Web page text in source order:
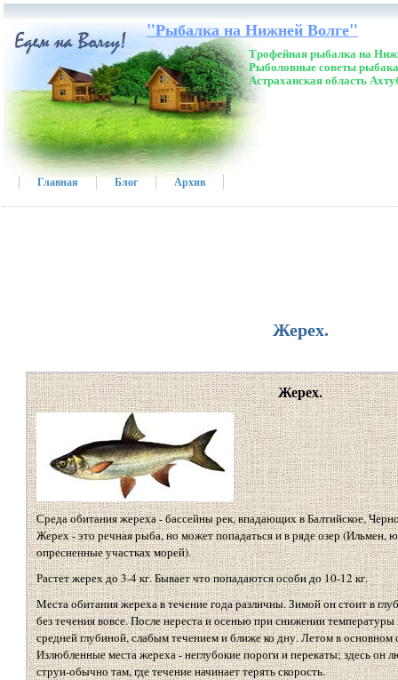
"Рыбалка на Нижней Волге"
Трофейная рыбалка на
Рыболовные советы
Астраханская область
Главная Блог Архив
Жерех.
Жерех.
Среда обитания жереха - бассейны рек, впадающих в Балтийское,
Жерех - это речная рыба, но может попадаться и в ряде озер (Ильмен,
опресненные участках морей).
Растет жерех до 3-4 кг. Бывает что попадаются особи до 10-12 кг.
Места обитания жереха в течение года различны. Зимой он стоит в
без течения вовсе. После нереста и осенью при снижении
средней глубиной, слабым течением и ближе ко дну. Летом в основном
Излюбленные места жереха - неглубокие пороги и перекаты; здесь он
струи-обычно там, где течение начинает терять скорость.